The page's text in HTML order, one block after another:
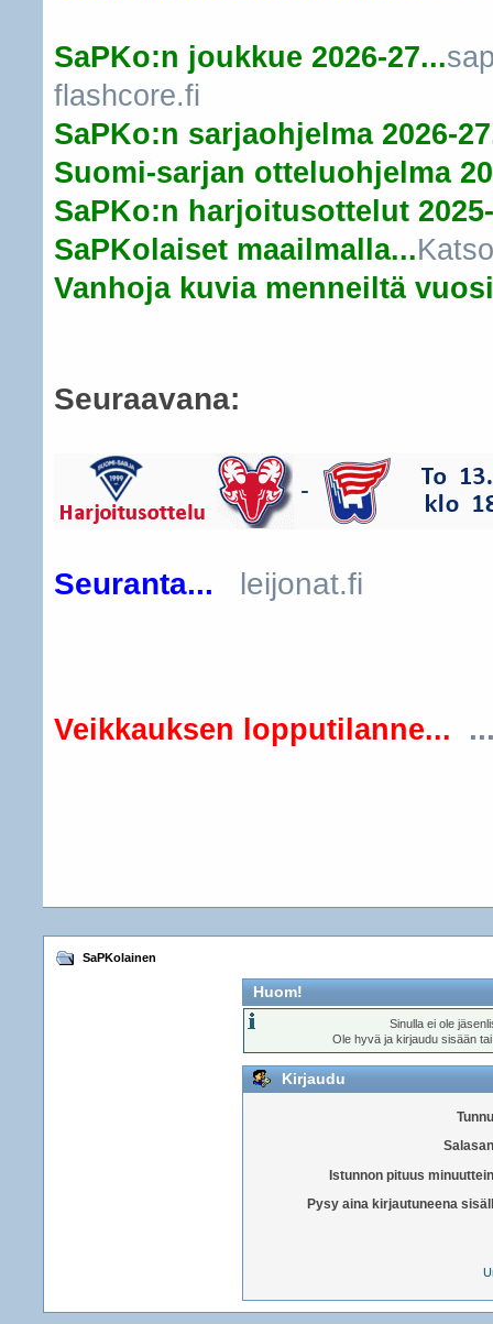
SaPKo:n joukkue 2026-27...
flashcore.fi
SaPKo:n sarjaohjelma 2026-
Suomi-sarjan otteluohjelma
SaPKo:n harjoitusottelut
SaPKolaiset maailmalla...
Vanhoja kuvia menneiltä
Seuraavana:
Seuranta... leijonat.fi
Veikkauksen lopputilanne...
SaPKolainen
Huom!
Sinulla ei ole
Ole hyvä ja kirjaudu sisään
Kirjaudu
Istunnon pituus
Pysy aina kirjautuneena